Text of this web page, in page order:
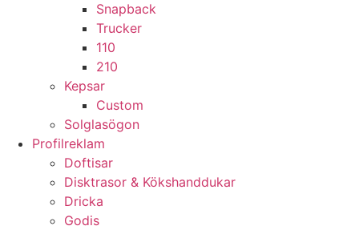
Snapback
Trucker
110
210
Kepsar
Custom
Solglasögon
Profilreklam
Doftisar
Disktrasor & Kökshanddukar
Dricka
Godis